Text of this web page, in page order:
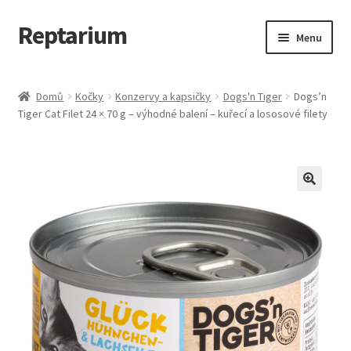
Přeskočit
na
Přejít
k
webu
Reptarium Menu
Košík
Obchod
Pokladna
Vše pro kočky
Domů Kočky Konzervy a kapsičky Dogs'n Tiger
Dogs’n
Tiger Cat Filet 24 × 70 g – výhodné balení – kuřecí a lososové filety